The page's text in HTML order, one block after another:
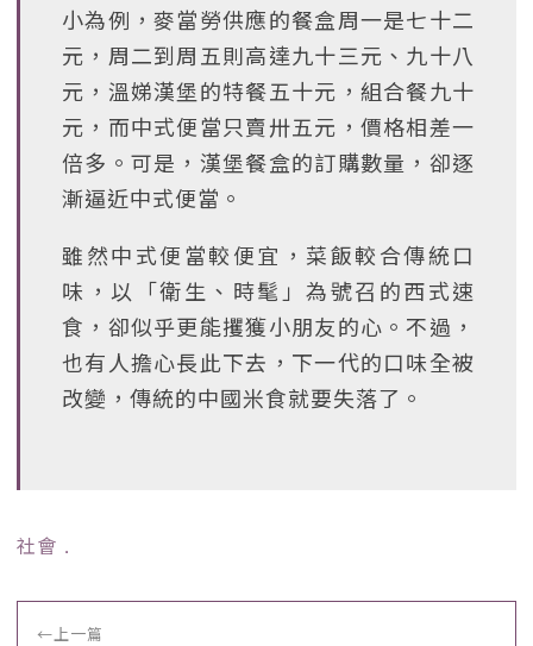
小為例，麥當勞供應的餐盒周一是七十二
元，周二到周五則高達九十三元、九十八
元，溫娣漢堡的特餐五十元，組合餐九十
元，而中式便當只賣卅五元，價格相差一
倍多。可是，漢堡餐盒的訂購數量，卻逐
漸逼近中式便當。
雖然中式便當較便宜，菜飯較合傳統口
味，以「衛生、時髦」為號召的西式速
食，卻似乎更能攫獲小朋友的心。不過，
也有人擔心長此下去，下一代的口味全被
改變，傳統的中國米食就要失落了。
社會 ﹒
←上一篇